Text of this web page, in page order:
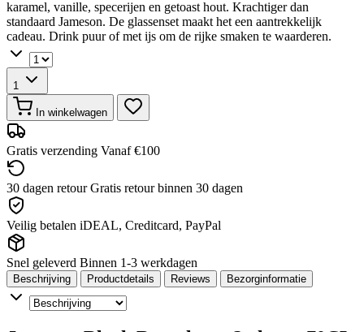
karamel, vanille, specerijen en getoast hout. Krachtiger dan
standaard Jameson. De glassenset maakt het een aantrekkelijk
cadeau. Drink puur of met ijs om de rijke smaken te waarderen.
1
In winkelwagen
Gratis verzending Vanaf €100
30 dagen retour Gratis retour binnen 30 dagen
Veilig betalen iDEAL, Creditcard, PayPal
Snel geleverd Binnen 1-3 werkdagen
Beschrijving Productdetails Reviews Bezorginformatie